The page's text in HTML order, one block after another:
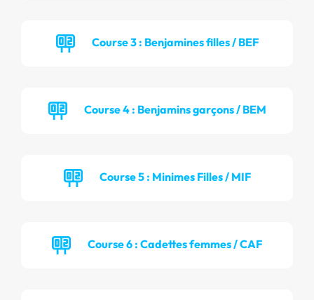
Course 3 : Benjamines filles / BEF
Course 4 : Benjamins garçons / BEM
Course 5 : Minimes Filles / MIF
Course 6 : Cadettes femmes / CAF